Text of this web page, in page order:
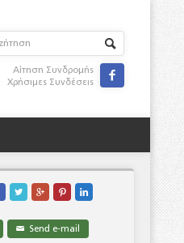
Αίτηση Συνδρομής
Χρήσιμες Συνδέσεις

   
✉ Send e-mail